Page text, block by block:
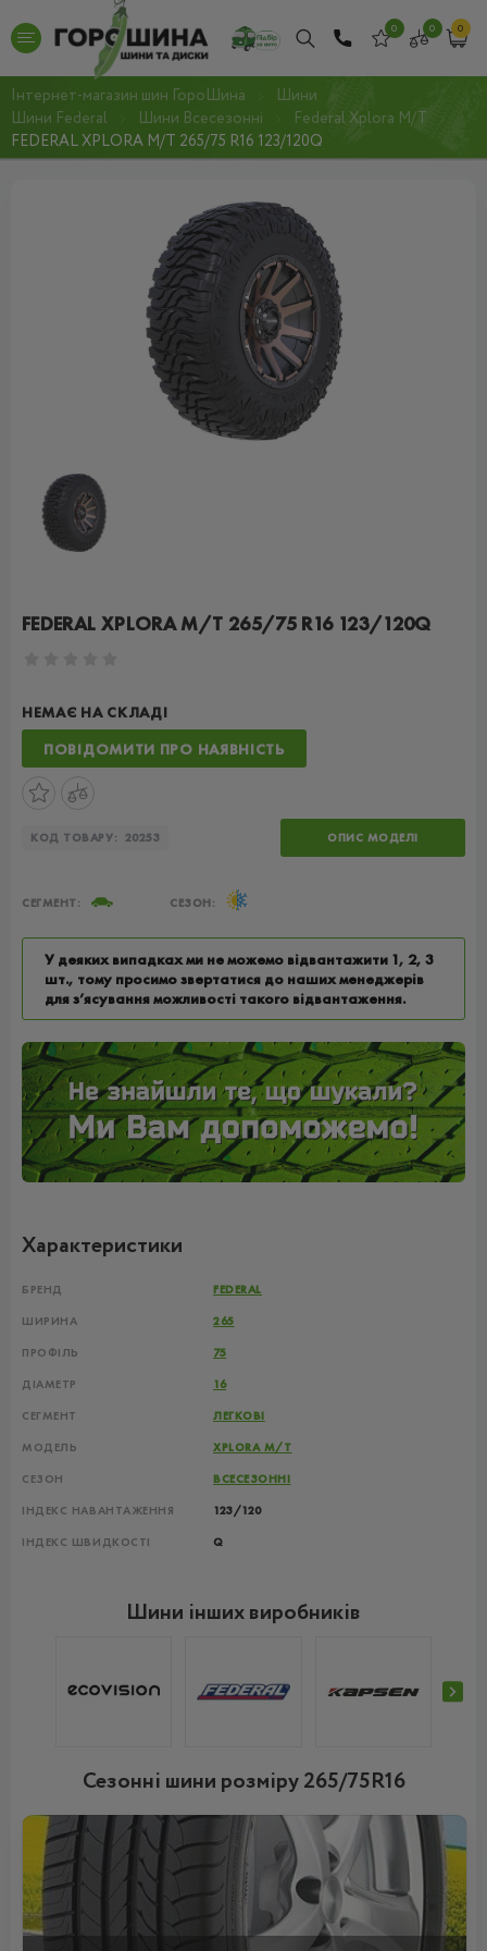
0 0 0
Інтернет-магазин шин ГороШина
Шини
Шини Federal
Шини Всесезонні
Federal Xplora M/T
FEDERAL XPLORA M/T 265/75 R16 123/120Q
FEDERAL XPLORA M/T 265/75 R16 123/120Q
НЕМАЄ НА СКЛАДІ
ПОВІДОМИТИ ПРО НАЯВНІСТЬ
КОД ТОВАРУ: 20253 ОПИС МОДЕЛІ
СЕГМЕНТ: СЕЗОН:
У деяких випадках ми не можемо відвантажити 1, 2, 3
шт., тому просимо звертатися до наших менеджерів
для з’ясування можливості такого відвантаження.
Характеристики
БРЕНД FEDERAL
ШИРИНА 265
ПРОФІЛЬ 75
ДІАМЕТР 16
СЕГМЕНТ ЛЕГКОВІ
МОДЕЛЬ XPLORA M/T
СЕЗОН ВСЕСЕЗОННІ
ІНДЕКС НАВАНТАЖЕННЯ 123/120
ІНДЕКС ШВИДКОСТІ Q
Шини інших виробників
Сезонні шини розміру 265/75R16